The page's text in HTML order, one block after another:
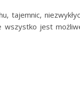
tajemnic,
wszystko jest